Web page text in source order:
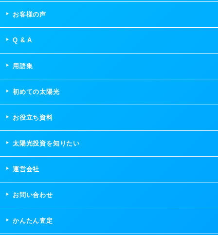
お客様の声
Q & A
用語集
初めての太陽光
お役立ち資料
太陽光投資を知りたい
運営会社
お問い合わせ
かんたん査定